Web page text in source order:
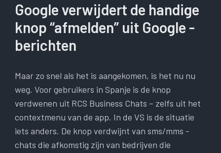
Google verwijdert de handige
knop “afmelden” uit Google -
berichten
Maar zo snel als het is aangekomen, is het nu nu
weg. Voor gebruikers in Spanje is de knop
verdwenen uit RCS Business Chats – zelfs uit het
contextmenu van de app. In de VS is de situatie
iets anders. De knop verdwijnt van sms/mms -
chats die afkomstig zijn van bedrijven die